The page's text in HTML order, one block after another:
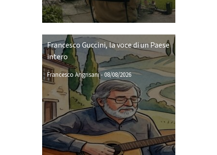
Francesco Guccini, la voce di un Paese
intero
Francesco Angrisani-08/08/2026